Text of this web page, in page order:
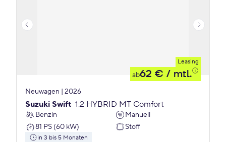
Leasing
ab62 € / mtl.
Neuwagen | 2026
Suzuki Swift 1.2 HYBRID MT Comfort
Benzin
Manuell
81 PS (60 kW)
Stoff
in 3 bis 5 Monaten